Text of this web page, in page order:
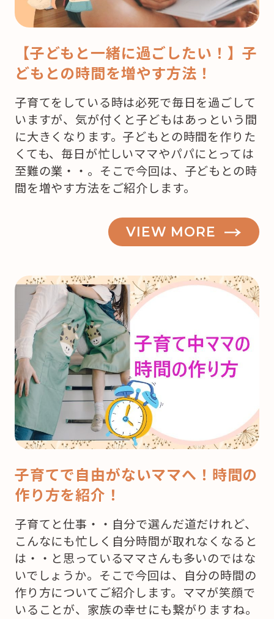
【子どもと一緒に過ごしたい！】子
どもとの時間を増やす方法！
子育てをしている時は必死で毎日を過ごして
いますが、気が付くと子どもはあっという間
に大きくなります。子どもとの時間を作りた
くても、毎日が忙しいママやパパにとっては
至難の業・・。そこで今回は、子どもとの時
間を増やす方法をご紹介します。
VIEW MORE
子育てで自由がないママへ！時間の
作り方を紹介！
子育てと仕事・・自分で選んだ道だけれど、
こんなにも忙しく自分時間が取れなくなると
は・・と思っているママさんも多いのではな
いでしょうか。そこで今回は、自分の時間の
作り方についてご紹介します。ママが笑顔で
いることが、家族の幸せにも繋がりますね。